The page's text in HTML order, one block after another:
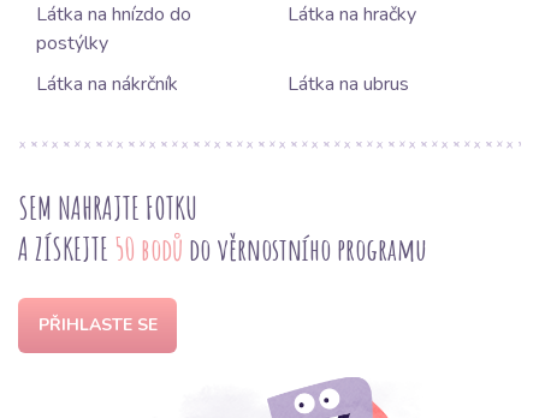
Látka na hnízdo do
postýlky
Látka na hračky
Látka na nákrčník Látka na ubrus
SEM NAHRAJTE FOTKU
A ZÍSKEJTE 50 bodů do věrnostního programu
PŘIHLASTE SE